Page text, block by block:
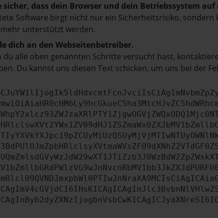
sicher, dass dein Browser und dein Betriebssystem
Software birgt nicht nur ein Sicherheitsrisiko,
unterstützt werden.
dich an den Webseitenbetreiber.
du alle oben genannten Schritte versucht hast,
Du kannst uns diesen Text schicken, um uns bei der